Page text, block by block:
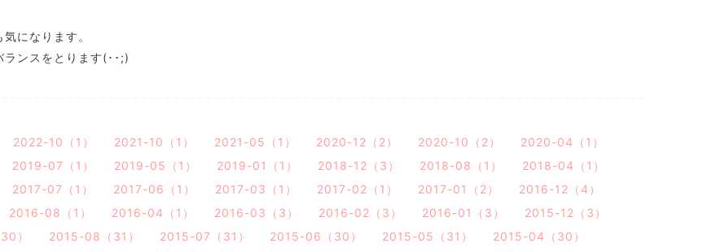
になります。
ランスをとります(･･;)
2022-10（1） 2021-10（1） 2021-05（1） 2020-12（2） 2020-10（2）
2020-04（1）
2019-07（1） 2019-05（1） 2019-01（1） 2018-12（3） 2018-08（1）
2018-04（1）
2017-07（1） 2017-06（1） 2017-03（1） 2017-02（1） 2017-01（2）
2016-12（4）
2016-08（1） 2016-04（1） 2016-03（3） 2016-02（3） 2016-01（3）
2015-12（3）
） 2015-08（31） 2015-07（31） 2015-06（30） 2015-05（31） 2015-04（30）